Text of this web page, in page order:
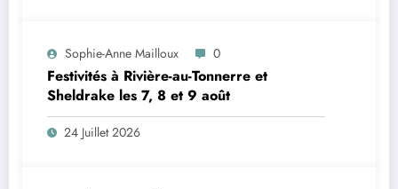
Sophie-Anne Mailloux 0
Festivités à Rivière-au-Tonnerre et
Sheldrake les 7, 8 et 9 août
24 Juillet 2026